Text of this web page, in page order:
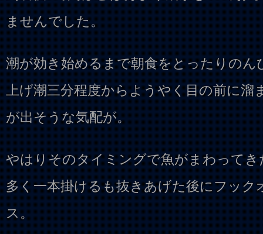
ませんでした。
潮が効き始めるまで朝食をとったりの
上げ潮三分程度からようやく目の前に溜
が出そうな気配が。
やはりそのタイミングで魚がまわって
多く一本掛けるも抜きあげた後にフック
ス。